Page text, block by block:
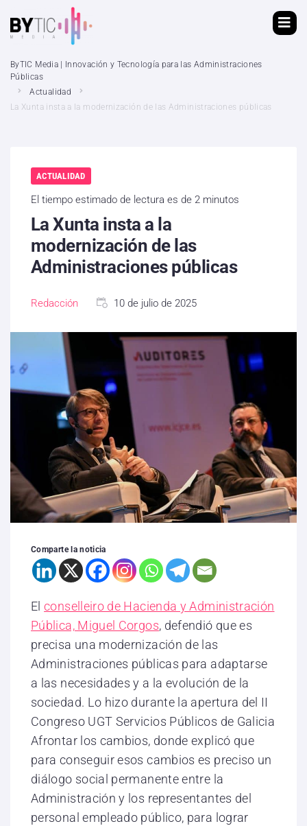
ByTIC Media | Innovación y Tecnología para las Administraciones
Públicas
Actualidad
La Xunta insta a la modernización de las Administraciones públicas
ACTUALIDAD
El tiempo estimado de lectura es de 2 minutos
La Xunta insta a la
modernización de las
Administraciones públicas
Redacción 10 de julio de 2025
Comparte la noticia
Elconselleiro de Hacienda y Administración
Pública, Miguel Corgos, defendió que es
precisa una modernización de las
Administraciones públicas para adaptarse
a las necesidades y a la evolución de la
sociedad. Lo hizo durante la apertura del II
Congreso UGT Servicios Públicos de Galicia
Afrontar los cambios, donde explicó que
para conseguir esos cambios es preciso un
diálogo social permanente entre la
Administración y los representantes del
personal empleado público, para lograr